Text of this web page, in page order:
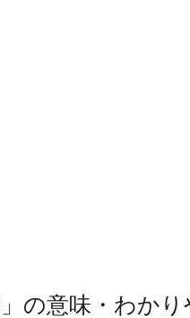
」の意味・わか